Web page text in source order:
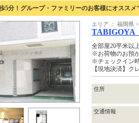
5分！グループ・ファミリーのお客様にオススメ
エリア ： 福岡県
全部屋20平米以
※お荷物のお預
※チェックイン
【現地決済】ク
住所
交通情報